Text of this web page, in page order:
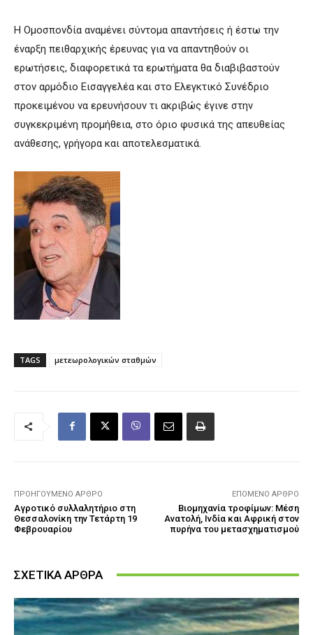
Η Ομοσπονδία αναμένει σύντομα απαντήσεις ή έστω την
έναρξη πειθαρχικής έρευνας για να απαντηθούν οι
ερωτήσεις, διαφορετικά τα ερωτήματα θα διαβιβαστούν
στον αρμόδιο Εισαγγελέα και στο Ελεγκτικό Συνέδριο
προκειμένου να ερευνήσουν τι ακριβώς έγινε στην
συγκεκριμένη προμήθεια, στο όριο φυσικά της απευθείας
ανάθεσης, γρήγορα και αποτελεσματικά.
TAGS μετεωρολογικών σταθμών
ΠΡΟΗΓΟΎΜΕΝΟ ΆΡΘΡΟ
Αγροτικό συλλαλητήριο στη
Θεσσαλονίκη την Τετάρτη 19
Φεβρουαρίου
ΕΠΌΜΕΝΟ ΆΡΘΡΟ
Βιομηχανία τροφίμων: Μέση
Ανατολή, Ινδία και Αφρική στον
πυρήνα του μετασχηματισμού
ΣΧΕΤΙΚΑ ΑΡΘΡΑ